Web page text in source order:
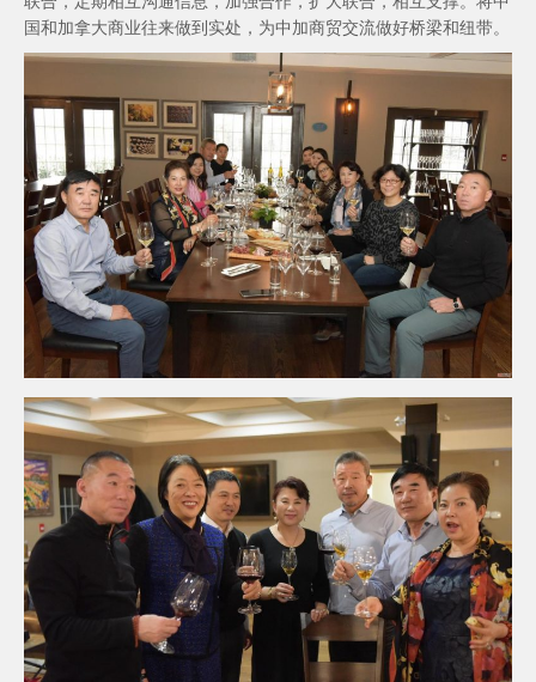
国和加拿大商业往来做到实处，为中加商贸交流做好桥梁和纽带。